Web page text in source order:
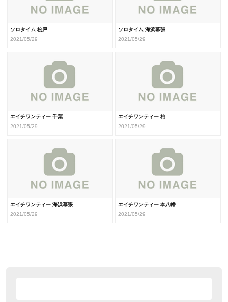
ソロタイム 松戸
2021/05/29
ソロタイム 海浜幕張
2021/05/29
エイチワンティー 千葉
2021/05/29
エイチワンティー 柏
2021/05/29
エイチワンティー 海浜幕張
2021/05/29
エイチワンティー 本八幡
2021/05/29